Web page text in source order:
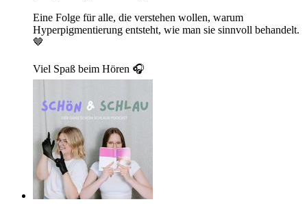
Eine Folge für alle, die verstehen wollen, warum
Hyperpigmentierung entsteht, wie man sie sinnvoll behandelt.
🤎
Viel Spaß beim Hören 🎧